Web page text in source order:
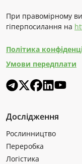
При правомірному
гіперпосилання на
Політика
Умови передплати
Дослідження
Рослинництво
Переробка
Логістика